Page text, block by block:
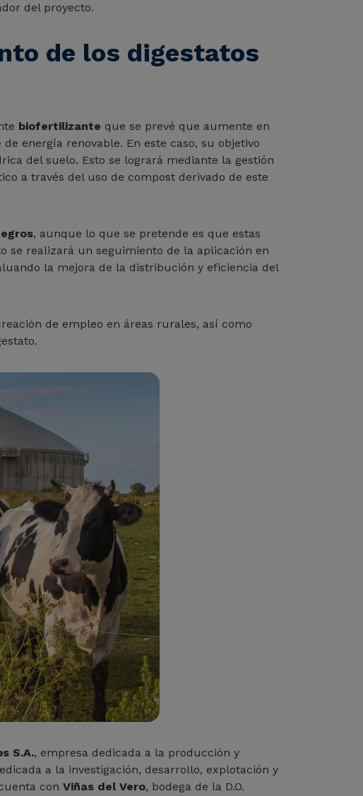
del proyecto.
de los digestatos
biofertilizante que se prevé que aumente en
energía renovable. En este caso, su objetivo
del suelo. Esto se logrará mediante la gestión
a través del uso de compost derivado de este
, aunque lo que se pretende es que estas
se realizará un seguimiento de la aplicación en
la mejora de la distribución y eficiencia del
de empleo en áreas rurales, así como
S.A., empresa dedicada a la producción y
a la investigación, desarrollo, explotación y
con Viñas del Vero, bodega de la D.O.